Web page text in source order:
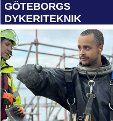
GÖTEBORGS
DYKERITEKNIK